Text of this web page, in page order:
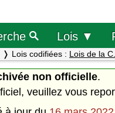
Lois ▼
Lois codifiées : Lois de la
non officielle.
veuillez vous